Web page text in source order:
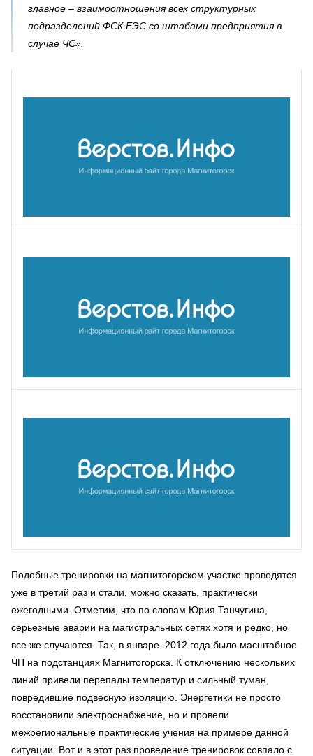
главное – взаимоотношения всех структурных
подразделений ФСК ЕЭС со штабами предприятия в
случае ЧС».
Подобные тренировки на магнитогорском участке проводятся
уже в третий раз и стали, можно сказать, практически
ежегодными. Отметим, что по словам Юрия Танчугина,
серьезные аварии на магистральных сетях хотя и редко, но
все же случаются. Так, в январе 2012 года было масштабное
ЧП на подстанциях Магнитогорска. К отключению нескольких
линий привели перепады температур и сильный туман,
повредившие подвесную изоляцию. Энергетики не просто
восстановили электроснабжение, но и провели
межрегиональные практические учения на примере данной
ситуации. Вот и в этот раз проведение тренировок совпало с